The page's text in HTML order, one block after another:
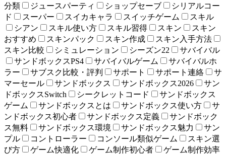
分類
ジュースパーティ ショップセーブ
シリアルコー
ド
スーパー スイカキャラ スイッチゲーム
スキル
シアン
スキル使い方 スキル習得 スキン
スキン
おすすめ
スキンパック スキン作成
スキン入手方法
スキン比較
シミュレーション シーズン22
サバイバル
サンドボックスPS4
サバイバルゲーム
サバイバルホ
ラー
サブスク比較・評判 サポート サポート連絡
サ
マーセール
サンドボックス サンドボックス2026
サン
ドボックスSwitch
シークレットコード
サンドボックス
ゲーム
サンドボックスとは サンドボックス使い方
サ
ンドボックス初心者
サンドボックス定義
サンドボック
ス無料
サンドボックス環境 サンドボックス魅力
サン
プル
コントローラー コンソール類似ゲーム
スキン選
び方
ゲーム快適化 ゲーム制作初心者
ゲーム制作効率